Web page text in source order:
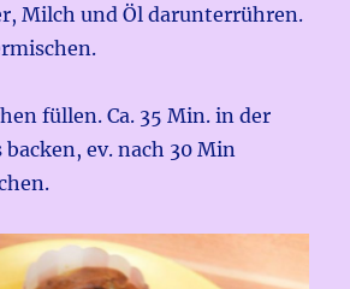
Milch und Öl darunterrühren.
füllen. Ca. 35 Min. in der
ev. nach 30 Min